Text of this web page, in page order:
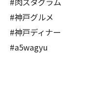
#神戸グルメ
#神戸ディナー
#a5wagyu